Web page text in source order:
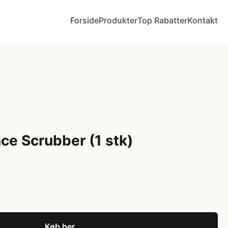
ForsideProdukterTop RabatterKontakt
Scrubber (1 stk)